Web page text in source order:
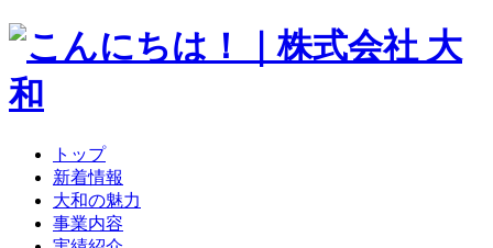
トップ
新着情報
大和の魅力
事業内容